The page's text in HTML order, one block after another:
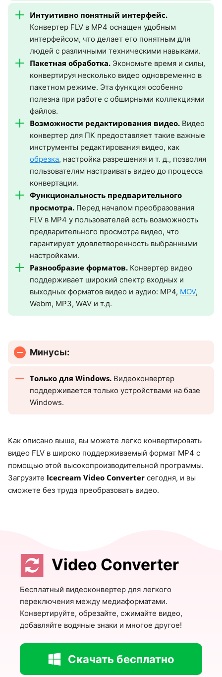
Интуитивно понятный интерфейс.
Конвертер FLV в MP4 оснащен удобным
интерфейсом, что делает его понятным для
людей с различными техническими навыками.
Пакетная обработка. Экономьте время и силы,
конвертируя несколько видео одновременно в
пакетном режиме. Эта функция особенно
полезна при работе с обширными коллекциями
файлов.
Возможности редактирования видео. Видео
конвертер для ПК предоставляет такие важные
инструменты редактирования видео, как
обрезка, настройка разрешения и т. д., позволяя
пользователям настраивать видео до процесса
конвертации.
Функциональность предварительного
просмотра. Перед началом преобразования
FLV в MP4 у пользователей есть возможность
предварительного просмотра видео, что
гарантирует удовлетворенность выбранными
настройками.
Разнообразие форматов. Конвертер видео
поддерживает широкий спектр входных и
выходных форматов видео и аудио: MP4, MOV,
Webm, MP3, WAV и т.д.
Минусы:
Только для Windows. Видеоконвертер
поддерживается только устройствами на базе
Windows.
Как описано выше, вы можете легко конвертировать
видео FLV в широко поддерживаемый формат MP4 с
помощью этой высокопроизводительной программы.
Загрузите Icecream Video Converter сегодня, и вы
сможете без труда преобразовать видео.
Video Converter
Бесплатный видеоконвертер для легкого
переключения между медиаформатами.
Конвертируйте, обрезайте, сжимайте видео,
добавляйте водяные знаки и многое другое!
Скачать бесплатно